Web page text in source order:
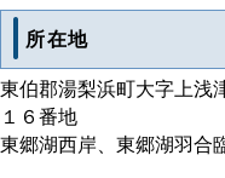
所在地
東伯郡湯梨浜町大字上浅
１６番地
東郷湖西岸、東郷湖羽合